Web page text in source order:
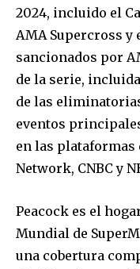
2024, incluido el
AMA Supercross y
sancionados por
de la serie,
de las
eventos
en las plataformas
Network, CNBC y
Peacock es el
Mundial de
una cobertura